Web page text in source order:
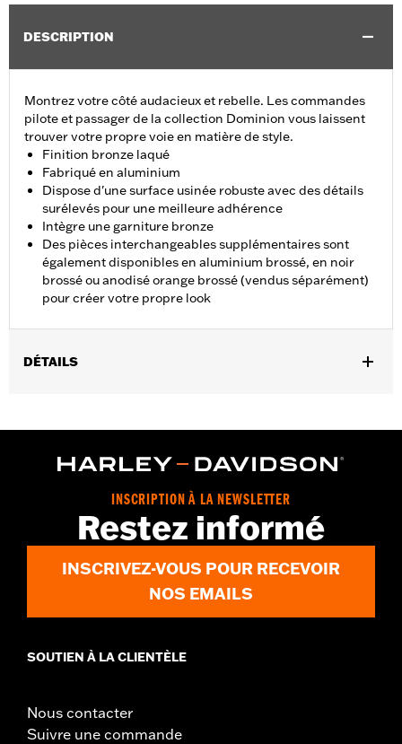
DESCRIPTION
Montrez votre côté audacieux et rebelle. Les commandes
pilote et passager de la collection Dominion vous laissent
trouver votre propre voie en matière de style.
Finition bronze laqué
Fabriqué en aluminium
Dispose d'une surface usinée robuste avec des détails
surélevés pour une meilleure adhérence
Intègre une garniture bronze
Des pièces interchangeables supplémentaires sont
également disponibles en aluminium brossé, en noir
brossé ou anodisé orange brossé (vendus séparément)
pour créer votre propre look
DÉTAILS
Instructions d’installation
Vendu séparément:Pièces d’habillage interchangeables
Dominion supplémentaires
Vendu à l'unité:Chaque
Dans la boîte:Patin de pédale de frein, pièce d’habillage bronze
et instructions d’installation
INSCRIPTION À LA NEWSLETTER
Restez informé
INSCRIVEZ-VOUS POUR RECEVOIR
NOS EMAILS
SOUTIEN À LA CLIENTÈLE
Nous contacter
Suivre une commande